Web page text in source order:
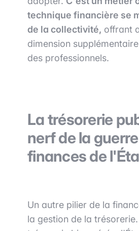
technique financière se
de la collectivité, offrant
dimension
des professionnels.
La trésorerie
nerf de la
finances de
Un autre pilier de la
la gestion de la